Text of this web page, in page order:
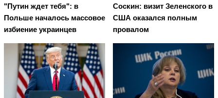
"Путин ждет тебя": в
Польше началось массовое
избиение украинцев
Соскин: визит Зеленского в
США оказался полным
провалом